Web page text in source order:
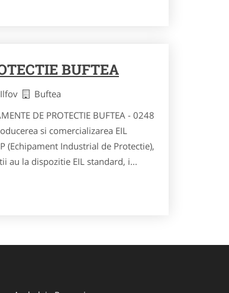
BUFTEA
Buftea
DE PROTECTIE BUFTEA - 0248
si comercializarea EIL
(Echipament Industrial de Protectie),
au la dispozitie EIL standard, i...